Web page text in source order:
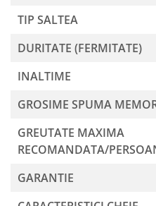
TIP SALTEA
DURITATE (FERMITATE)
INALTIME
GROSIME SPUMA
GREUTATE MAXIMA
RECOMANDATA/
GARANTIE